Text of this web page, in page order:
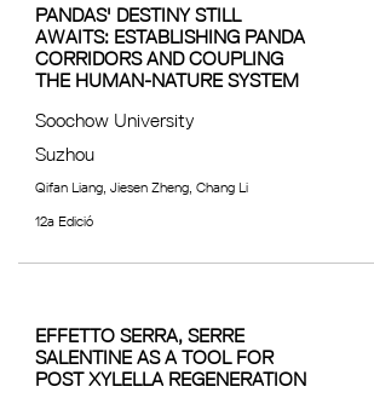
PANDAS' DESTINY STILL
AWAITS: ESTABLISHING PANDA
CORRIDORS AND COUPLING
THE HUMAN-NATURE SYSTEM
Soochow University
Suzhou
Qifan Liang, Jiesen Zheng, Chang Li
12a Edició
EFFETTO SERRA, SERRE
SALENTINE AS A TOOL FOR
POST XYLELLA REGENERATION